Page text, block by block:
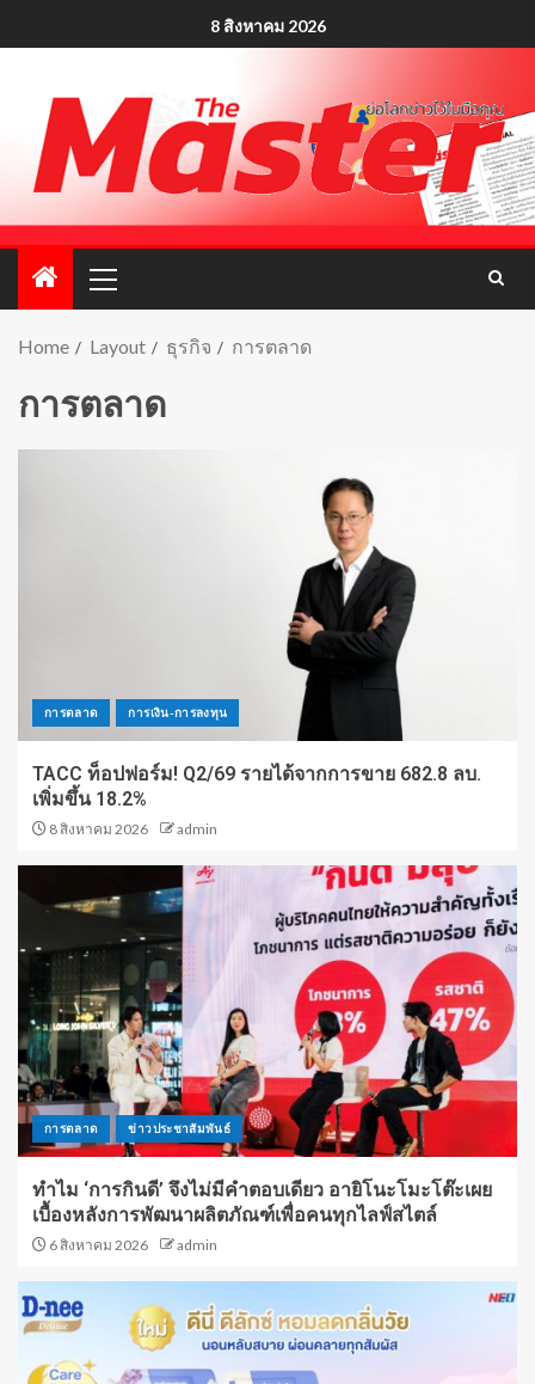
8 สิงหาคม 2026
Home Layout ธุรกิจ การตลาด
การตลาด
การตลาด การเงิน-การลงทุน
TACC ท็อปฟอร์ม! Q2/69 รายได้จากการขาย 682.8 ลบ.
เพิ่มขึ้น 18.2%
8 สิงหาคม 2026 admin
การตลาด ข่าวประชาสัมพันธ์
ทำไม ‘การกินดี’ จึงไม่มีคำตอบเดียว อายิโนะโมะโต๊ะเผย
เบื้องหลังการพัฒนาผลิตภัณฑ์เพื่อคนทุกไลฟ์สไตล์
6 สิงหาคม 2026 admin